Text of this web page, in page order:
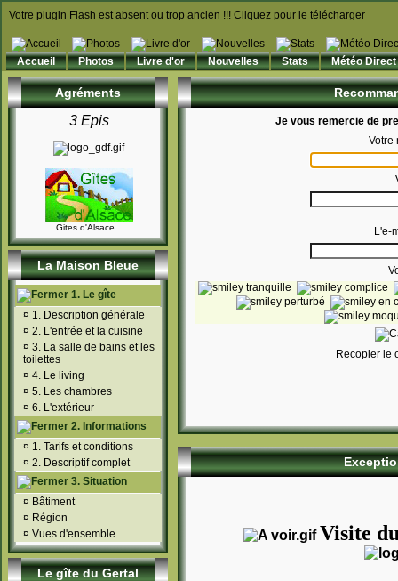
Votre plugin Flash est absent ou trop ancien !!! Cliquez pour le télécharger
Accueil Photos Livre d'or Nouvelles Stats Météo Direct
Agréments
3 Epis
Gites d'Alsace...
La Maison Bleue
1. Le gîte
¤ 1. Description générale
¤ 2. L'entrée et la cuisine
¤ 3. La salle de bains et les
toilettes
¤ 4. Le living
¤ 5. Les chambres
¤ 6. L'extérieur
2. Informations
¤ 1. Tarifs et conditions
¤ 2. Descriptif complet
3. Situation
¤ Bâtiment
¤ Région
¤ Vues d'ensemble
Le gîte du Gertal
Je vous remercie de
Votre
L'e-
Recopier le
Visite